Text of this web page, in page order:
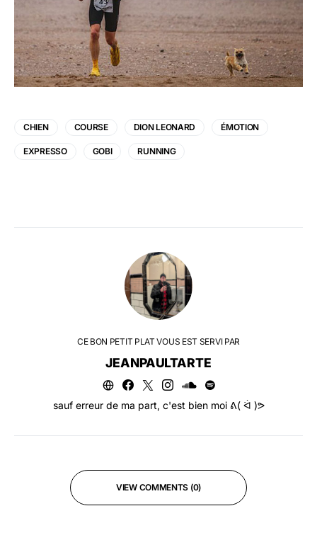
CHIEN COURSE DION LEONARD ÉMOTION
EXPRESSO GOBI RUNNING
CE BON PETIT PLAT VOUS EST SERVI PAR
JEANPAULTARTE
sauf erreur de ma part, c'est bien moi ᕕ( ᐛ )ᕗ
VIEW COMMENTS (0)